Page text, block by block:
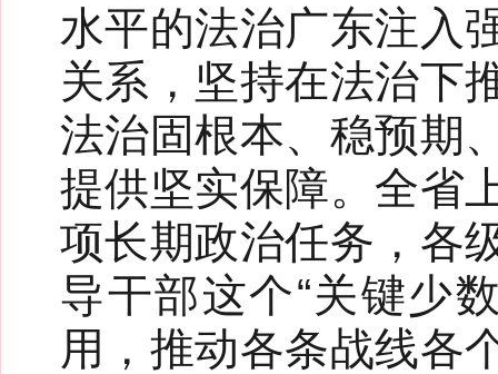
水平的法治广东注入
关系，坚持在法治下
法治固根本、稳预期
提供坚实保障。全省
项长期政治任务，各
导干部这个“关键少
用，推动各条战线各